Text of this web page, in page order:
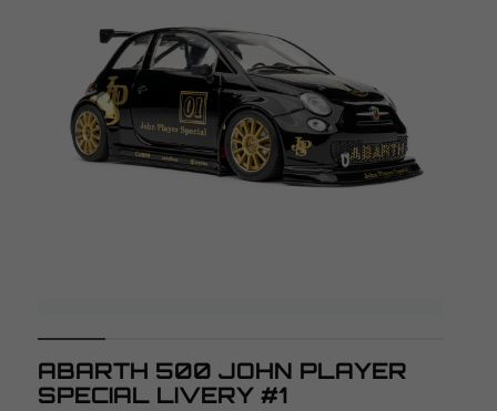
ABARTH 500 JOHN PLAYER
SPECIAL LIVERY #1